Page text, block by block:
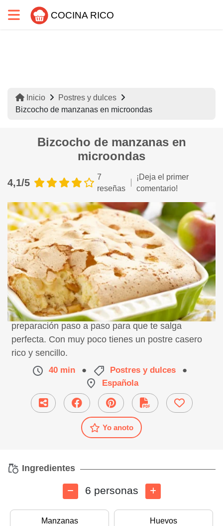
COCINA RICO
Inicio
Postres y dulces
Bizcocho de manzanas en microondas
Bizcocho de manzanas en
microondas
4,1/5
7
reseñas
¡Deja el primer
comentario!
Receta de bizcocho de manzanas en microondas,
preparación paso a paso para que te salga
perfecta. Con muy poco tienes un postre casero
rico y sencillo.
40 min ● Postres y dulces
●
Española
Yo anoto
Ingredientes
6 personas
Manzanas
Huevos